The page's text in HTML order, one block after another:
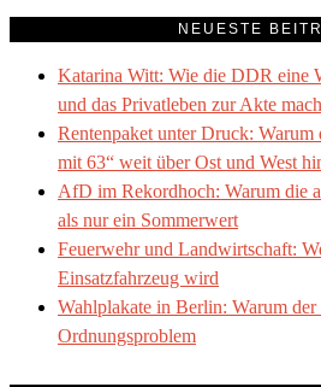
NEUESTE
Katarina Witt: Wie die DDR eine
und das Privatleben zur Akte
Rentenpaket unter Druck: Warum
mit 63“ weit über Ost und West
AfD im Rekordhoch: Warum die
als nur ein Sommerwert
Feuerwehr und Landwirtschaft:
Einsatzfahrzeug wird
Wahlplakate in Berlin: Warum der
Ordnungsproblem